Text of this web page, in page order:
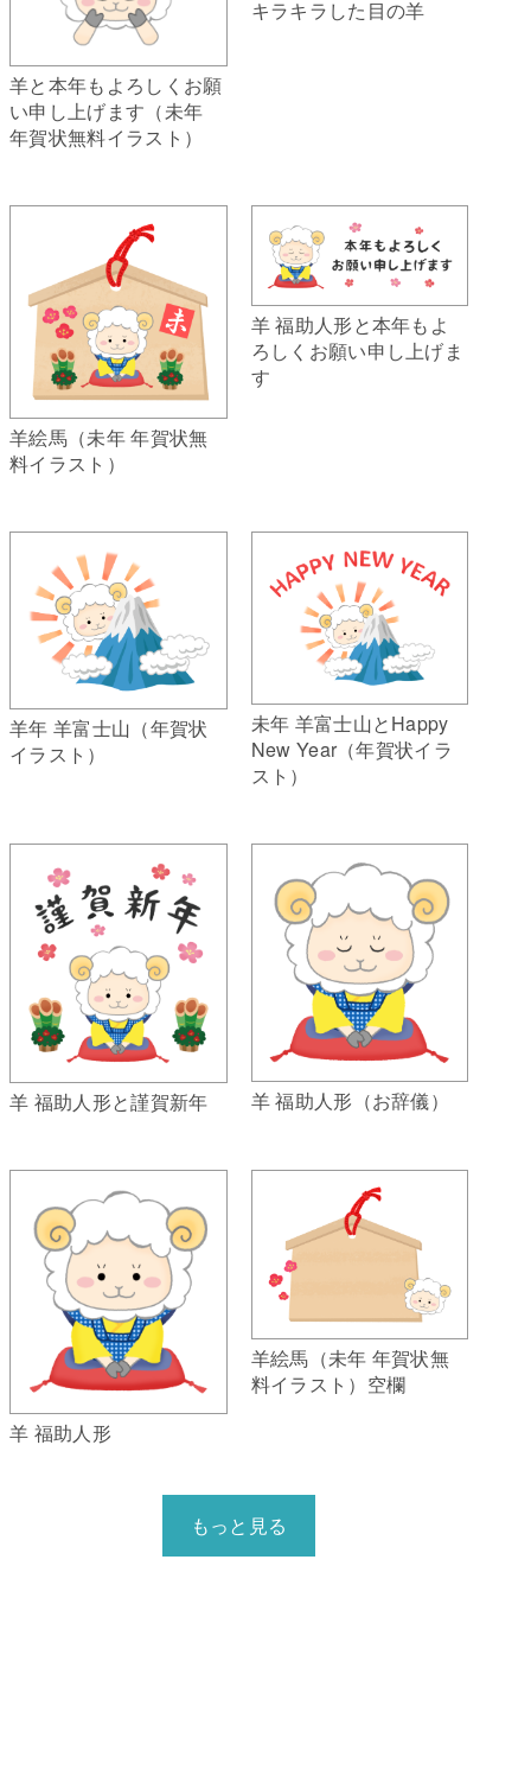
羊と本年もよろしくお願
い申し上げます（未年
年賀状無料イラスト）
キラキラした目の羊
羊絵馬（未年 年賀状無
料イラスト）
羊 福助人形と本年もよ
ろしくお願い申し上げま
す
羊年 羊富士山（年賀状
イラスト）
未年 羊富士山とHappy
New Year（年賀状イラ
スト）
羊 福助人形と謹賀新年 羊 福助人形（お辞儀）
羊 福助人形
羊絵馬（未年 年賀状無
料イラスト）空欄
もっと見る